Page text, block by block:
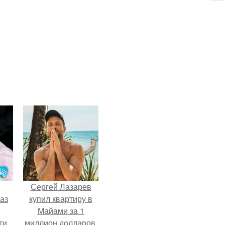
Сергей Лазарев
купил квартиру в
Майами за 1